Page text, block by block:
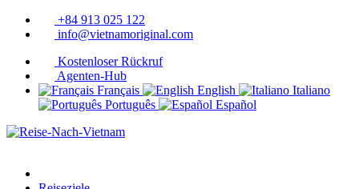
+84 913 025 122
info@vietnamoriginal.com
Kostenloser Rückruf
Agenten-Hub
Français
English
Italiano
Português
Español